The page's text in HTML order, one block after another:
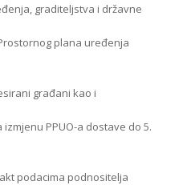
graditeljstva i državne
plana uređenja
građani kao i
PPUO-a dostave do 5.
podacima podnositelja